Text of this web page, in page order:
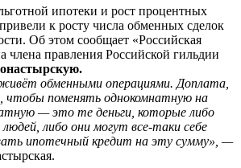
ипотеки и рост процентных
к росту числа обменных сделок
Об этом сообщает «Российская
члена правления Российской гильдии
обменными операциями. Доплата,
чтобы поменять однокомнатную на
— это те деньги, которые либо
людей, либо они могут все-таки себе
ипотечный кредит на эту сумму», —